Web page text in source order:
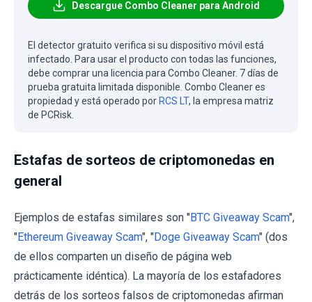
Descargue Combo Cleaner para Android
El detector gratuito verifica si su dispositivo móvil está
infectado. Para usar el producto con todas las funciones,
debe comprar una licencia para Combo Cleaner. 7 días de
prueba gratuita limitada disponible. Combo Cleaner es
propiedad y está operado por RCS LT, la empresa matriz
de PCRisk.
Estafas de sorteos de criptomonedas en
general
Ejemplos de estafas similares son "BTC Giveaway Scam",
"Ethereum Giveaway Scam", "Doge Giveaway Scam" (dos
de ellos comparten un diseño de página web
prácticamente idéntica). La mayoría de los estafadores
detrás de los sorteos falsos de criptomonedas afirman